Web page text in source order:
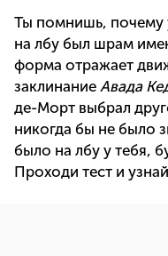
Ты помнишь, почему
на лбу был шрам
форма отражает
заклинание Авада
де-Морт выбрал
никогда бы не было
было на лбу у тебя,
Проходи тест и